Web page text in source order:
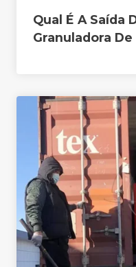
Qual É A Saída
Granuladora